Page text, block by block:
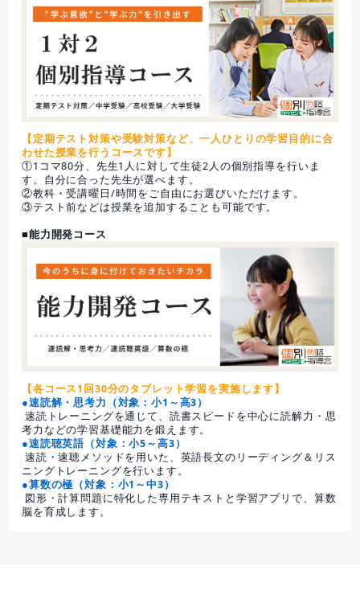
【定期テスト対策や受験対策など、一人ひとりの学習目的に合
わせた授業を行うコースです】
①1コマ80分、先生1人に対して生徒2人の個別指導を行いま
す。自分に合った先生が選べます。
②教科・受講曜日/時間をご自由にお選びいただけます。
③テスト前などは授業を追加することも可能です。
■能力開発コース
【各コース1回30分のタブレット学習を実施します】
●速読解・思考力（対象：小1～高3）
速読トレーニングを通じて、読書スピードを中心に読解力・思
考力などの学習基礎能力を鍛えます。
●速読聴英語（対象：小5～高3）
速読・速聴メソッドを用いた、英語長文のリーディング＆リス
ニングトレーニングを行います。
●算数の極（対象：小1～中3）
図形・計算問題に特化した専用テキストと学習アプリで、算数
脳を育成します。